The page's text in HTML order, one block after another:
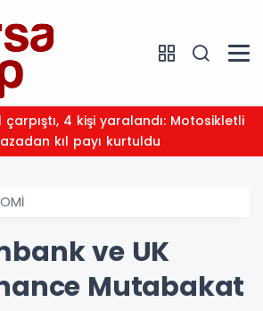
kıl payı kurtuldu
ve UK
Mutabakat